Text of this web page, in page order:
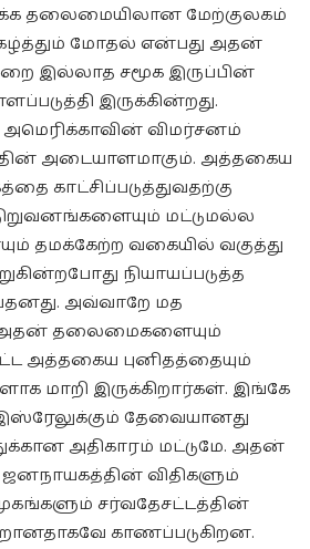
தலைமையிலான மேற்குலகம்
மோதல் என்பது அதன்
இல்லாத சமூக இருப்பின்
இருக்கின்றது.
விமர்சனம்
அடையாளமாகும். அத்தகைய
காட்சிப்படுத்துவதற்கு
மட்டுமல்ல
தமக்கேற்ற வகையில் வகுத்து
நியாயப்படுத்த
அவ்வாறே மத
அதன் தலைமைகளையும்
அத்தகைய புனிதத்தையும்
மாறி இருக்கிறார்கள். இங்கே
இஸ்ரேலுக்கும் தேவையானது
அதிகாரம் மட்டுமே. அதன்
விதிகளும்
சர்வதேசட்டத்தின்
காணப்படுகிறன.